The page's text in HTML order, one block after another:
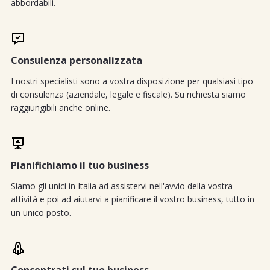
abbordabili.
Consulenza personalizzata
I nostri specialisti sono a vostra disposizione per qualsiasi tipo
di consulenza (aziendale, legale e fiscale). Su richiesta siamo
raggiungibili anche online.
Pianifichiamo il tuo business
Siamo gli unici in Italia ad assistervi nell'avvio della vostra
attività e poi ad aiutarvi a pianificare il vostro business, tutto in
un unico posto.